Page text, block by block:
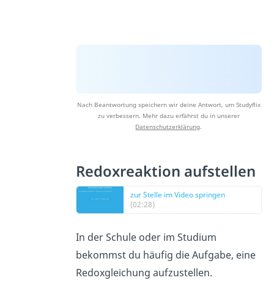
Nach Beantwortung speichern wir deine Antwort, um Studyflix
zu verbessern. Mehr dazu erfährst du in unserer
Datenschutzerklärung.
Redoxreaktion aufstellen
zur Stelle im Video springen
(02:28)
In der Schule oder im Studium
bekommst du häufig die Aufgabe, eine
Redoxgleichung aufzustellen.